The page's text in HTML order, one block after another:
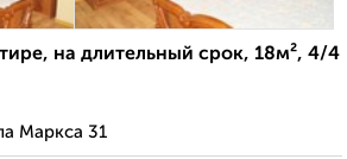
на длительный срок, 18м², 4/4
Маркса 31